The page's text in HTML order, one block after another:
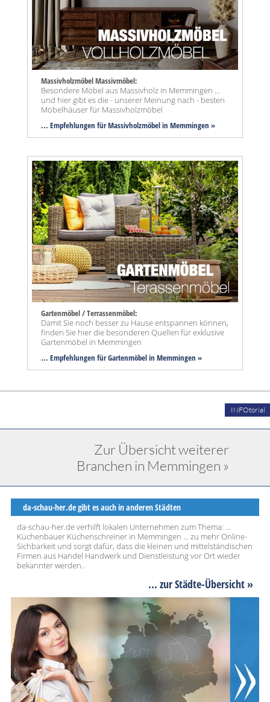
Massivholzmöbel Massivmöbel:
Besondere Möbel aus Massivholz in Memmingen ...
und hier gibt es die - unserer Meinung nach - besten
Möbelhäuser für Massivholzmöbel
... Empfehlungen für Massivholzmöbel in Memmingen »
Gartenmöbel / Terrassenmöbel:
Damit Sie noch besser zu Hause entspannen können,
finden Sie hier die besonderen Quellen für exklusive
Gartenmöbel in Memmingen
... Empfehlungen für Gartenmöbel in Memmingen »
INFOtorial
Zur Übersicht weiterer
Branchen in Memmingen »
da-schau-her.de gibt es auch in anderen Städten
da-schau-her.de verhilft lokalen Unternehmen zum Thema: ...
Küchenbauer Küchenschreiner in Memmingen ... zu mehr Online-
Sichbarkeit und sorgt dafür, dass die kleinen und mittelständischen
Firmen aus Handel Handwerk und Dienstleistung vor Ort wieder
bekannter werden..
... zur Städte-Übersicht »